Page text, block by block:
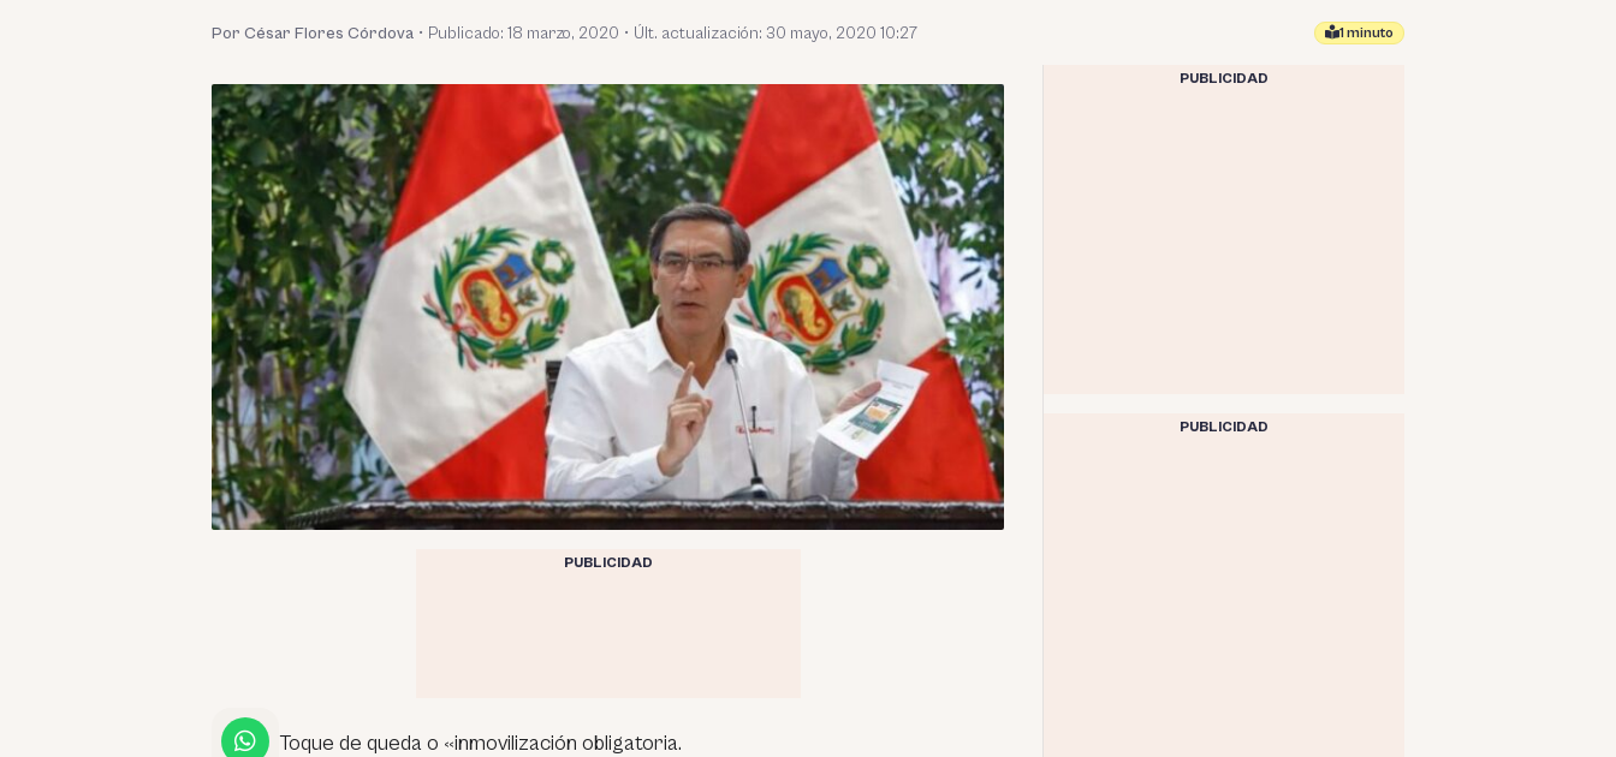
Por César Flores Córdova • Publicado: 18 marzo, 2020 • Últ. actualización: 30 mayo, 2020 10:27 1 minuto
PUBLICIDAD
Toque de queda o «inmovilización obligatoria.
PUBLICIDAD
PUBLICIDAD